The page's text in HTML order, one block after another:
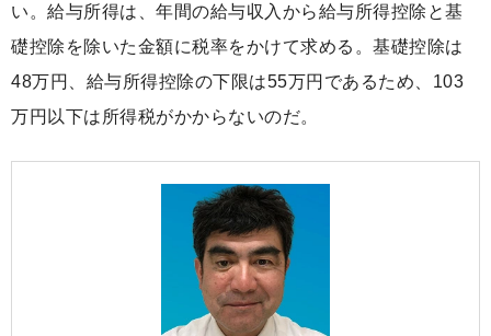
い。給与所得は、年間の給与収入から給与所得控除と基
礎控除を除いた金額に税率をかけて求める。基礎控除は
48万円、給与所得控除の下限は55万円であるため、103
万円以下は所得税がかからないのだ。